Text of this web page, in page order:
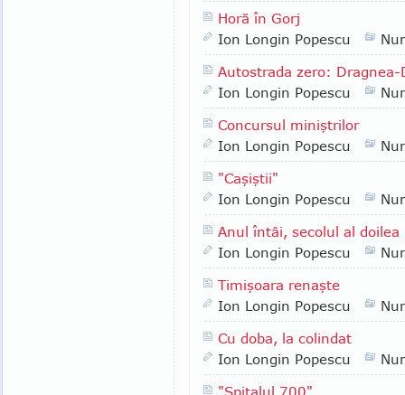
Horă în Gorj
Ion Longin Popescu
Autostrada zero: Dragnea-
Ion Longin Popescu
Concursul miniştrilor
Ion Longin Popescu
"Caşiştii"
Ion Longin Popescu
Anul întâi, secolul al doilea
Ion Longin Popescu
Timişoara renaşte
Ion Longin Popescu
Cu doba, la colindat
Ion Longin Popescu
"Spitalul 700"